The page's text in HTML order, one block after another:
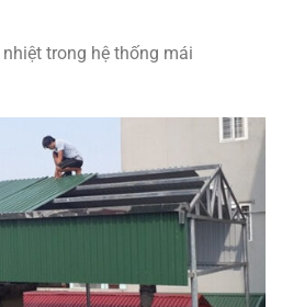
trong hệ thống mái